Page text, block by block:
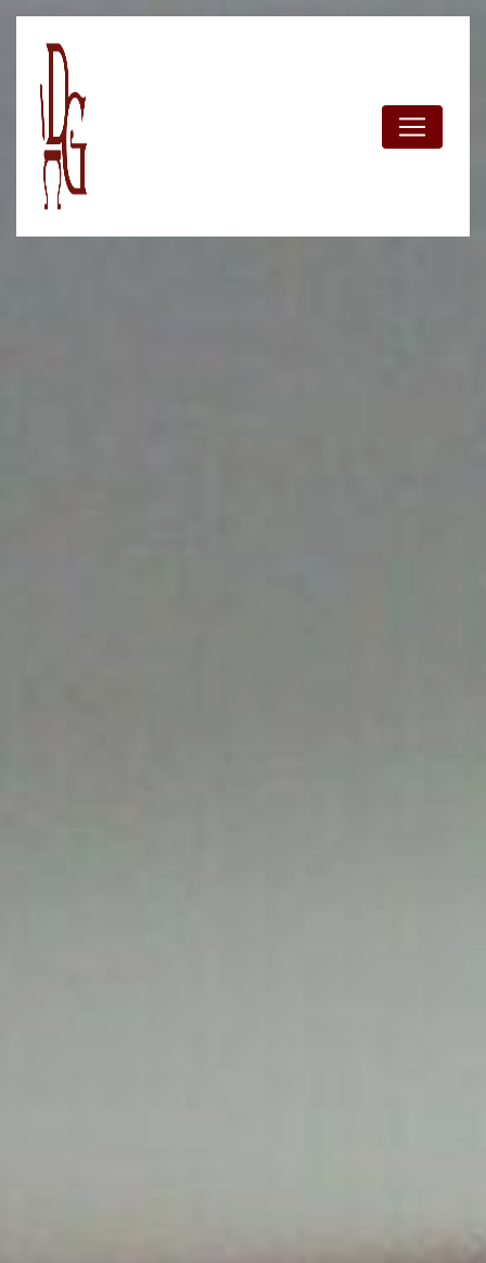
Panneau de gestion des cookies